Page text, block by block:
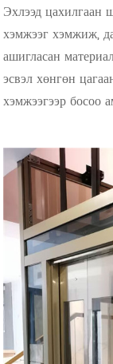
Эхлээд цахилгаан
хэмжээг хэмжиж,
ашигласан
эсвэл хөнгөн
хэмжээгээр босоо